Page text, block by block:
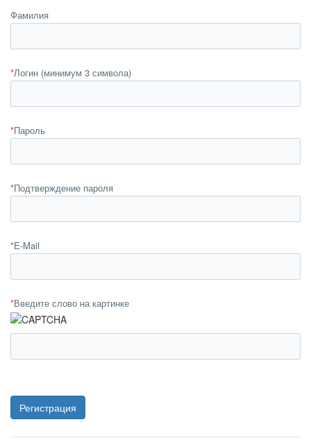
Фамилия
*Логин (минимум 3 символа)
*Пароль
*Подтверждение пароля
*E-Mail
*Введите слово на картинке